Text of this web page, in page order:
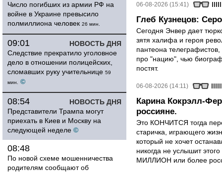
Число погибших из армии РФ на
войне в Украине превысило
полмиллиона человек 26 мин.
НОВОСТЬ ДНЯ
09:01
Следствие прекратило уголовное
дело в отношении полицейских,
сломавших руку учительнице 59
мин.
©
НОВОСТЬ ДНЯ
08:54
Представители Трампа могут
приехать в Киев и Москву на
следующей неделе ©
08:48
По новой схеме мошенничества
родителям сообщают об
06-08-2026 (15:41)
Глеб Кузнецов:
Сегодня Энвер дает
зятя халифа и героя
пантеона
про "нацию", чью
постят.
06-08-2026 (14:11)
Карина Кокрэлл-
россияне.
Это КОНЧИТСЯ тогда
старичка, играющего
который не хочет
никогда не услышит
МИЛЛИОН или более